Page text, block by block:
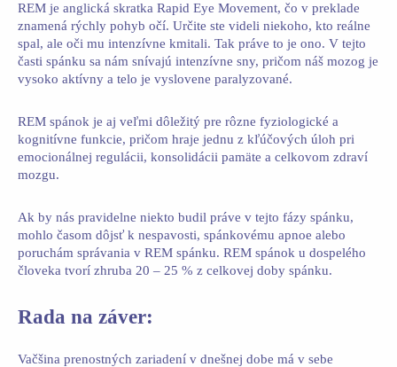
REM je anglická skratka Rapid Eye Movement, čo v preklade
znamená rýchly pohyb očí. Určite ste videli niekoho, kto reálne
spal, ale oči mu intenzívne kmitali. Tak práve to je ono. V tejto
časti spánku sa nám snívajú intenzívne sny, pričom náš mozog je
vysoko aktívny a telo je vyslovene paralyzované.
REM spánok je aj veľmi dôležitý pre rôzne fyziologické a
kognitívne funkcie, pričom hraje jednu z kľúčových úloh pri
emocionálnej regulácii, konsolidácii pamäte a celkovom zdraví
mozgu.
Ak by nás pravidelne niekto budil práve v tejto fázy spánku,
mohlo časom dôjsť k nespavosti, spánkovému apnoe alebo
poruchám správania v REM spánku. REM spánok u dospelého
človeka tvorí zhruba 20 – 25 % z celkovej doby spánku.
Rada na záver:
Vačšina prenostných zariadení v dnešnej dobe má v sebe